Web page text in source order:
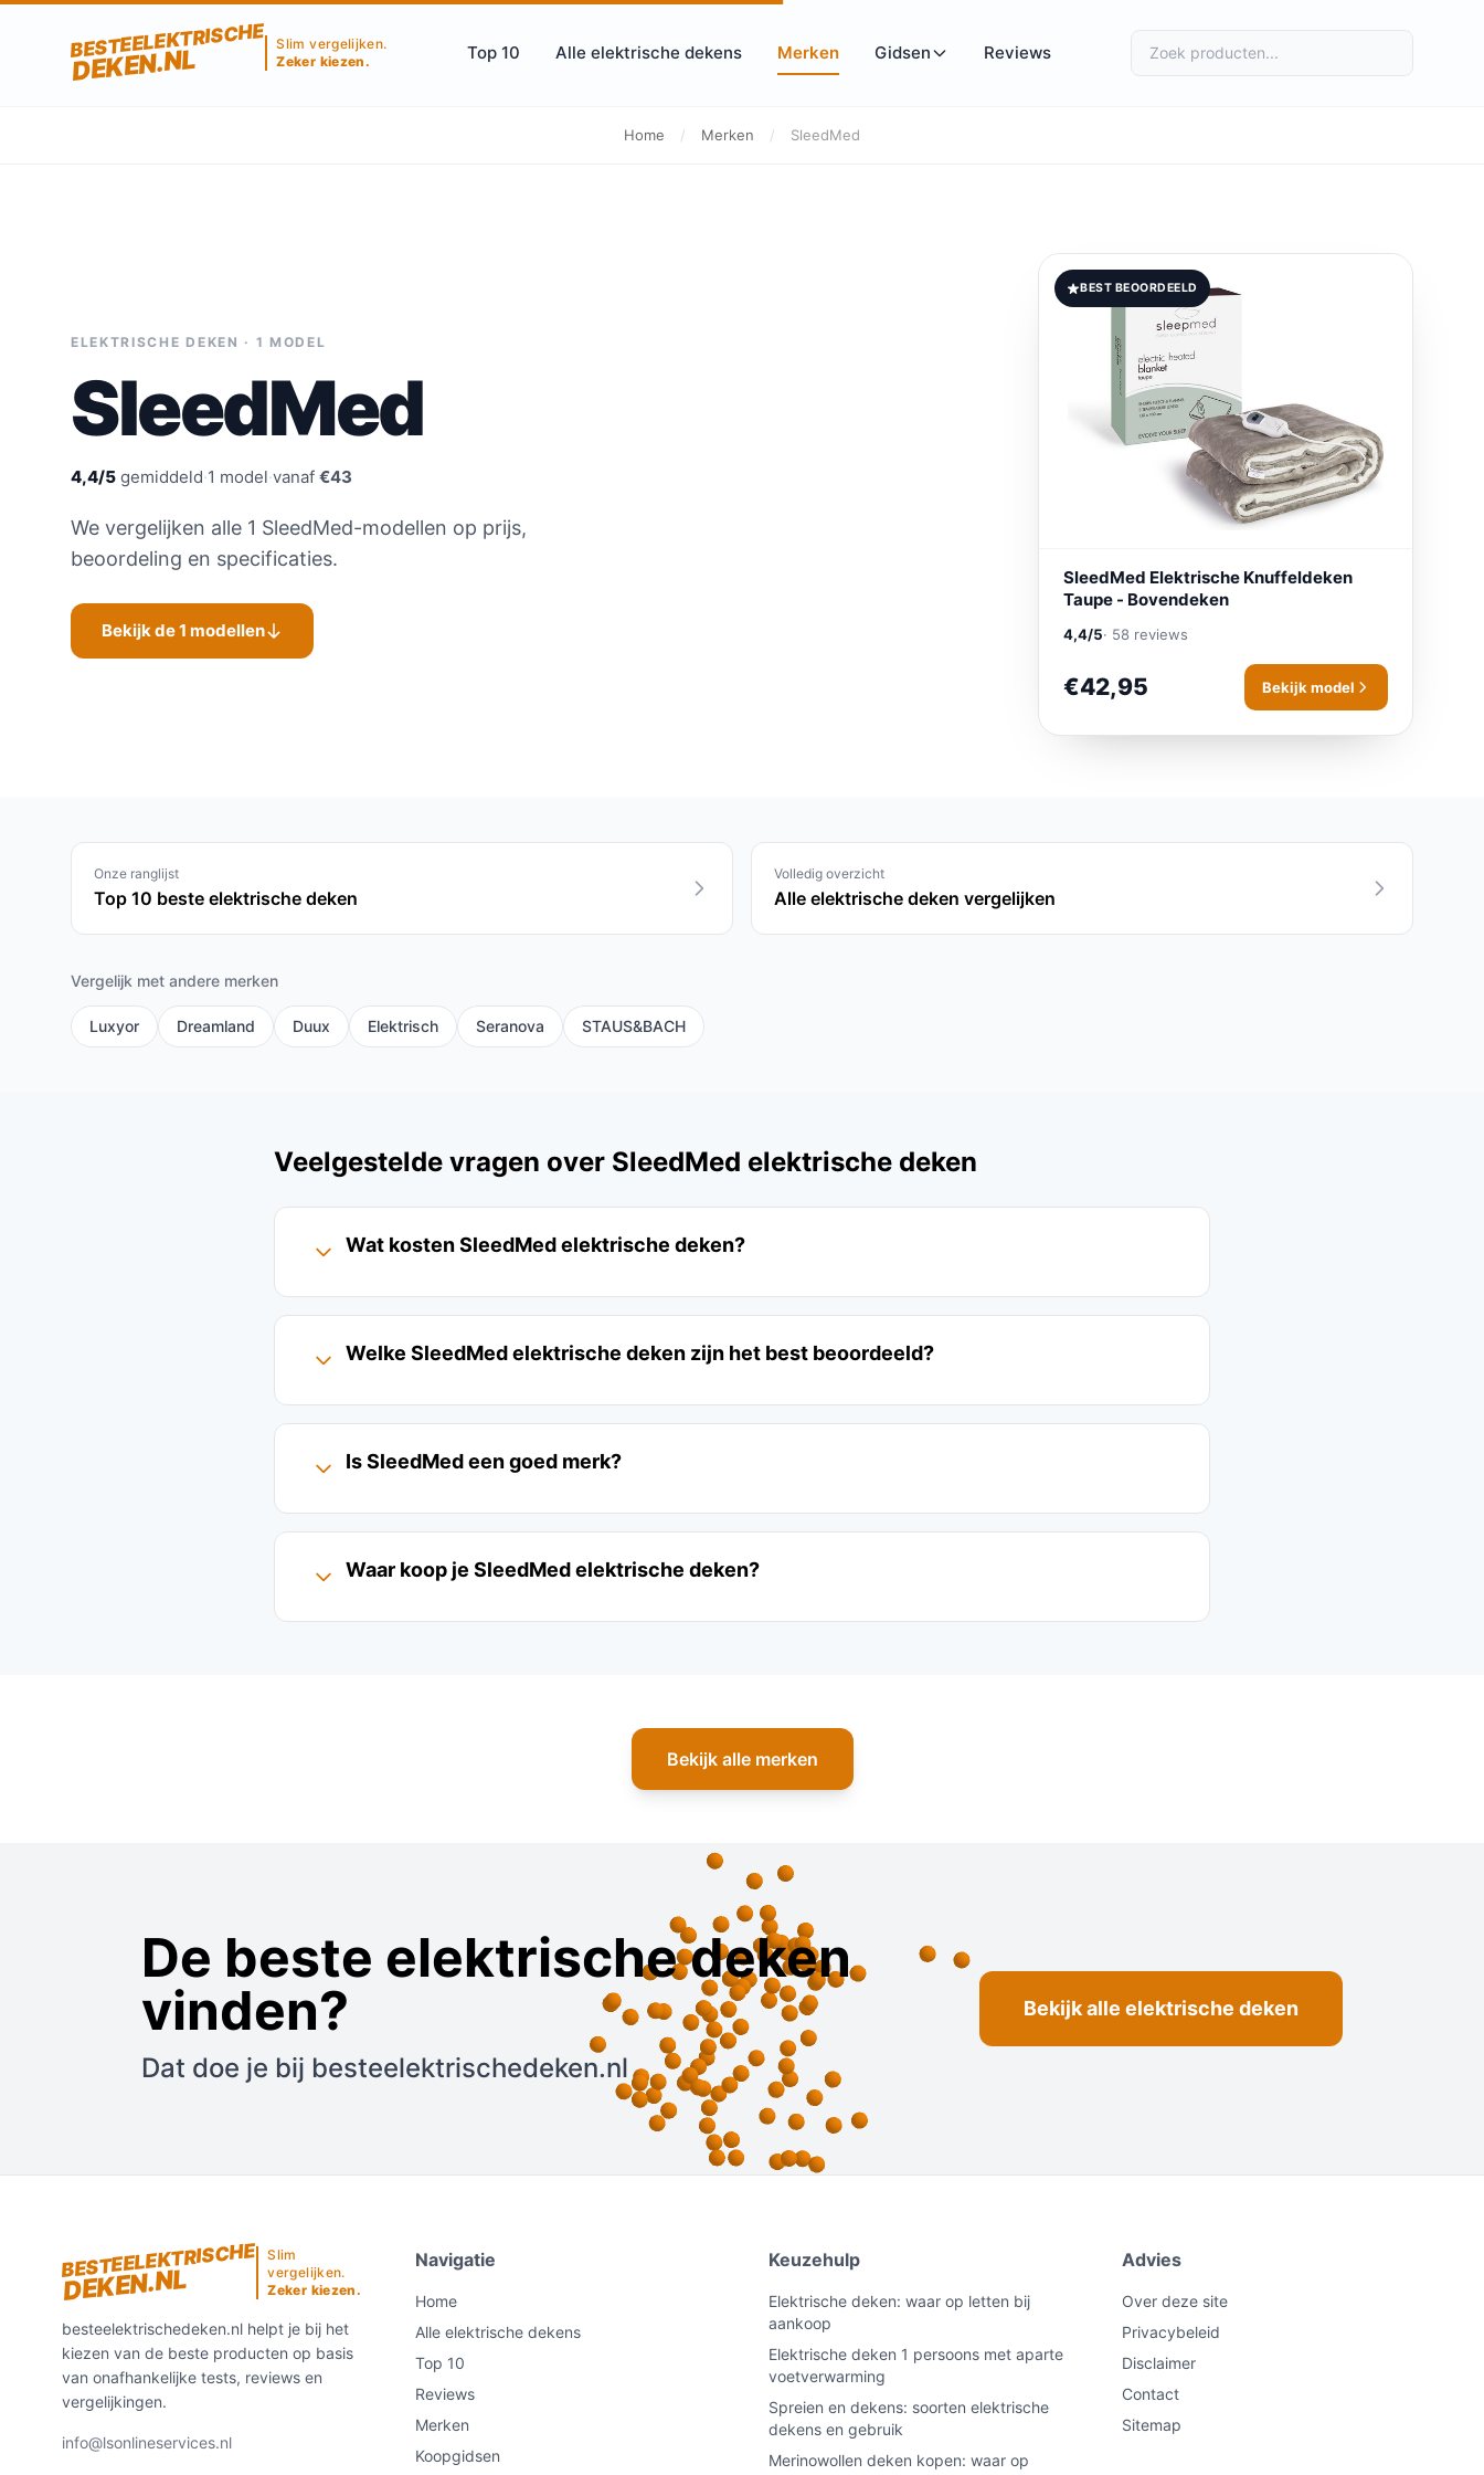
BESTEELEKTRISCHE
DEKEN.NL
Slim vergelijken.
Zeker kiezen.
Top 10 Alle elektrische dekens Merken Gidsen Reviews
Home / Merken / SleedMed
ELEKTRISCHE DEKEN · 1 MODEL
SleedMed
4,4/5 gemiddeld·1 model·vanaf €43
We vergelijken alle 1 SleedMed-modellen op prijs,
beoordeling en specificaties.
Bekijk de 1 modellen
BEST BEOORDEELD
SleedMed Elektrische Knuffeldeken
Taupe - Bovendeken
4,4/5· 58 reviews
€42,95 Bekijk model
Onze ranglijst
Top 10 beste elektrische deken
Volledig overzicht
Alle elektrische deken vergelijken
Vergelijk met andere merken
Luxyor Dreamland Duux Elektrisch Seranova STAUS&BACH
Veelgestelde vragen over SleedMed elektrische deken
Wat kosten SleedMed elektrische deken?
Welke SleedMed elektrische deken zijn het best beoordeeld?
Is SleedMed een goed merk?
Waar koop je SleedMed elektrische deken?
Bekijk alle merken
De beste elektrische deken
vinden?
Dat doe je bij besteelektrischedeken.nl
Bekijk alle elektrische deken
BESTEELEKTRISCHE
DEKEN.NL
Slim
vergelijken.
Zeker kiezen.
besteelektrischedeken.nl helpt je bij het
kiezen van de beste producten op basis
van onafhankelijke tests, reviews en
vergelijkingen.
info@lsonlineservices.nl
Navigatie
Home
Alle elektrische dekens
Top 10
Reviews
Merken
Koopgidsen
Keuzehulp
Elektrische deken: waar op letten bij
aankoop
Elektrische deken 1 persoons met aparte
voetverwarming
Spreien en dekens: soorten elektrische
dekens en gebruik
Merinowollen deken kopen: waar op
Advies
Over deze site
Privacybeleid
Disclaimer
Contact
Sitemap